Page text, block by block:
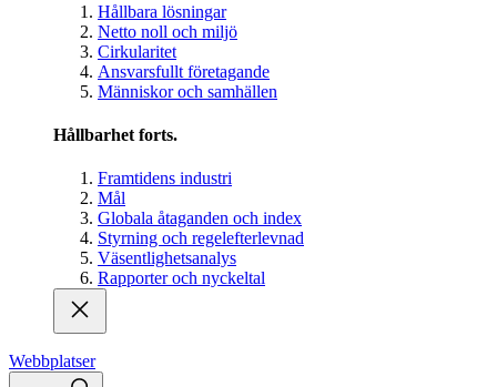
Hållbara lösningar
Netto noll och miljö
Cirkularitet
Ansvarsfullt företagande
Människor och samhällen
Hållbarhet forts.
Framtidens industri
Mål
Globala åtaganden och index
Styrning och regelefterlevnad
Väsentlighetsanalys
Rapporter och nyckeltal
Webbplatser